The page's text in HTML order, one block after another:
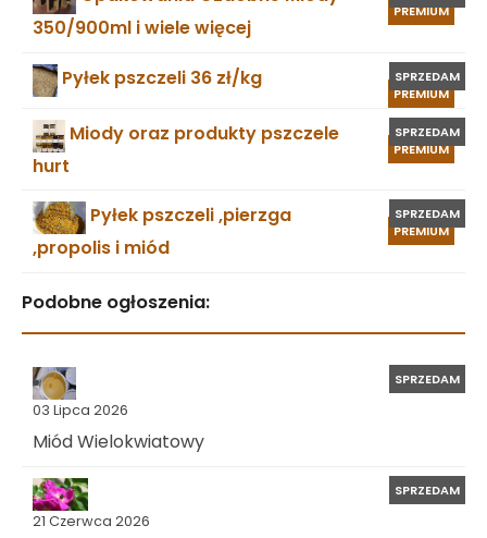
PREMIUM
350/900ml i wiele więcej
PREMIUM
SPRZEDAM
Pyłek pszczeli 36 zł/kg
PREMIUM
SPRZEDAM
Miody oraz produkty pszczele
hurt
PREMIUM
SPRZEDAM
Pyłek pszczeli ,pierzga
,propolis i miód
Podobne ogłoszenia:
03 Lipca 2026
SPRZEDAM
Miód Wielokwiatowy
21 Czerwca 2026
SPRZEDAM